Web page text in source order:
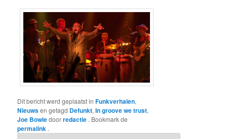
Dit bericht werd geplaatst inFunkverhalen,
Nieuwsen getagd Defunkt,In groove we trust,
Joe Bowiedoorredactie . Bookmark de
permalink .